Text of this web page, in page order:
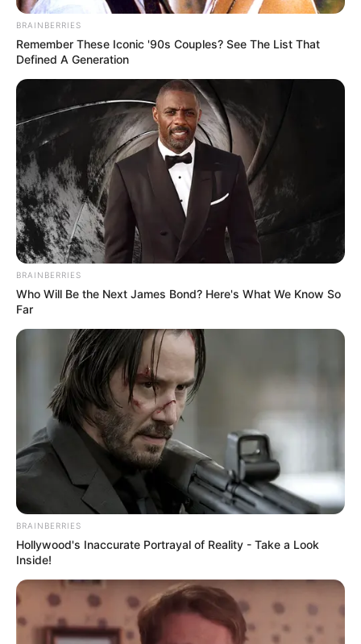
BRAINBERRIES
Remember These Iconic '90s Couples? See The List That
Defined A Generation
BRAINBERRIES
Who Will Be the Next James Bond? Here's What We Know So
Far
BRAINBERRIES
Hollywood's Inaccurate Portrayal of Reality - Take a Look
Inside!